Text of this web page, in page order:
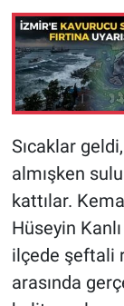
Sıcaklar
almışken
kattılar.
Hüseyin
ilçede şeftali
arasında